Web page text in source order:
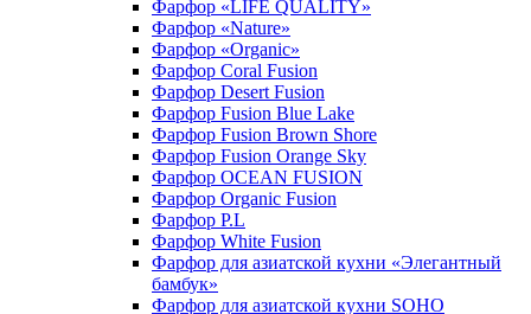
Фарфор «LIFE QUALITY»
Фарфор «Nature»
Фарфор «Organic»
Фарфор Coral Fusion
Фарфор Desert Fusion
Фарфор Fusion Blue Lake
Фарфор Fusion Brown Shore
Фарфор Fusion Orange Sky
Фарфор OCEAN FUSION
Фарфор Organic Fusion
Фарфор P.L
Фарфор White Fusion
Фарфор для азиатской кухни «Элегантный
бамбук»
Фарфор для азиатской кухни SOHO